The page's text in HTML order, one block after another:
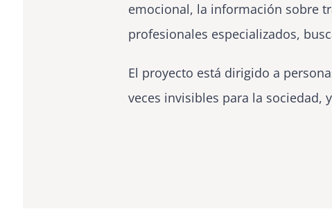
emocional, la información sobre
profesionales especializados,
El proyecto está dirigido a
veces invisibles para la sociedad,